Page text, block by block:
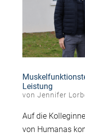
Leistung
von Jennifer
Auf die
von Humanas